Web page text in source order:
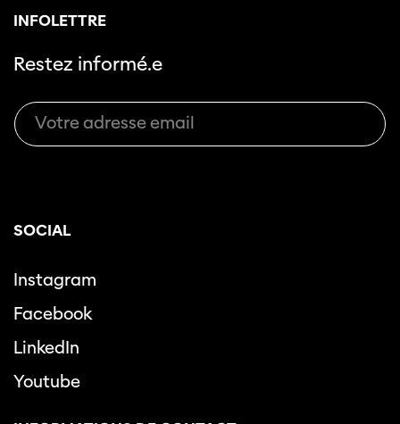
INFOLETTRE
Restez informé.e
SOCIAL
Instagram
Facebook
LinkedIn
Youtube